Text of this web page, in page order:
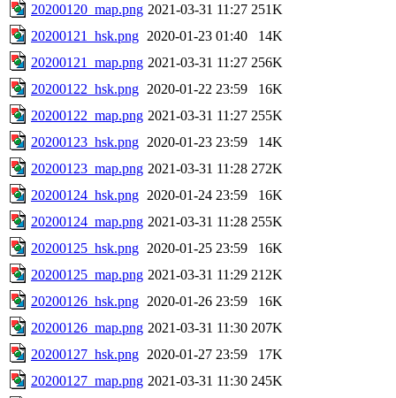
20200120_map.png 2021-03-31 11:27 251K
20200121_hsk.png 2020-01-23 01:40
14K
20200121_map.png 2021-03-31 11:27 256K
20200122_hsk.png 2020-01-22 23:59
16K
20200122_map.png 2021-03-31 11:27 255K
20200123_hsk.png 2020-01-23 23:59
14K
20200123_map.png 2021-03-31 11:28 272K
20200124_hsk.png 2020-01-24 23:59
16K
20200124_map.png 2021-03-31 11:28 255K
20200125_hsk.png 2020-01-25 23:59
16K
20200125_map.png 2021-03-31 11:29 212K
20200126_hsk.png 2020-01-26 23:59
16K
20200126_map.png 2021-03-31 11:30 207K
20200127_hsk.png 2020-01-27 23:59
17K
20200127_map.png 2021-03-31 11:30 245K